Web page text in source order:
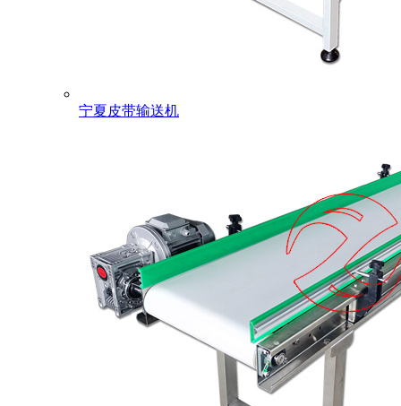
宁夏皮带输送机